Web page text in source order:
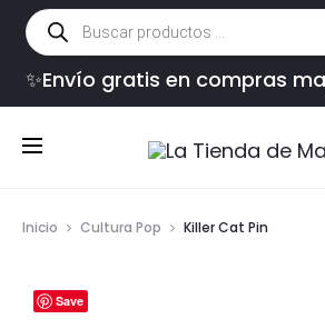
Búsqueda
de
productos
✨Envío gratis en compras
Inicio Cultura Pop Killer Cat Pin
Save